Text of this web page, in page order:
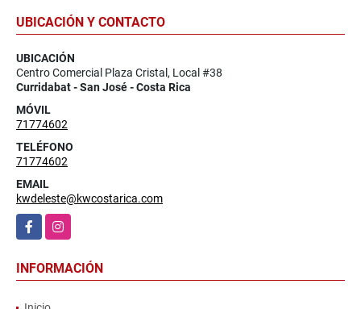
UBICACIÓN Y CONTACTO
UBICACIÓN
Centro Comercial Plaza Cristal, Local #38
Curridabat - San José - Costa Rica
MÓVIL
71774602
TELÉFONO
71774602
EMAIL
kwdeleste@kwcostarica.com
FacebookInstagram
INFORMACIÓN